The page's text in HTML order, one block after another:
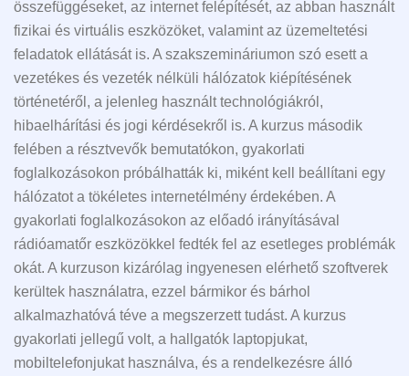
összefüggéseket, az internet felépítését, az abban használt
fizikai és virtuális eszközöket, valamint az üzemeltetési
feladatok ellátását is. A szakszemináriumon szó esett a
vezetékes és vezeték nélküli hálózatok kiépítésének
történetéről, a jelenleg használt technológiákról,
hibaelhárítási és jogi kérdésekről is. A kurzus második
felében a résztvevők bemutatókon, gyakorlati
foglalkozásokon próbálhatták ki, miként kell beállítani egy
hálózatot a tökéletes internetélmény érdekében. A
gyakorlati foglalkozásokon az előadó irányításával
rádióamatőr eszközökkel fedték fel az esetleges problémák
okát. A kurzuson kizárólag ingyenesen elérhető szoftverek
kerültek használatra, ezzel bármikor és bárhol
alkalmazhatóvá téve a megszerzett tudást. A kurzus
gyakorlati jellegű volt, a hallgatók laptopjukat,
mobiltelefonjukat használva, és a rendelkezésre álló